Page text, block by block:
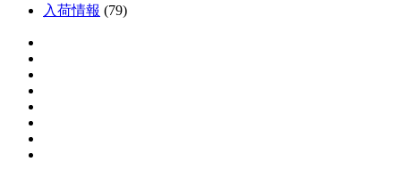
入荷情報 (79)